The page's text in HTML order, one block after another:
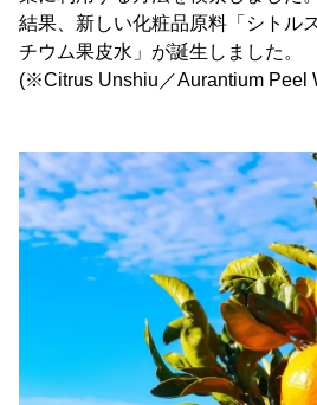
結果、新しい化粧品原料「シトル
チウム果皮水」が誕生しました。
(※Citrus Unshiu／Aurantium Peel